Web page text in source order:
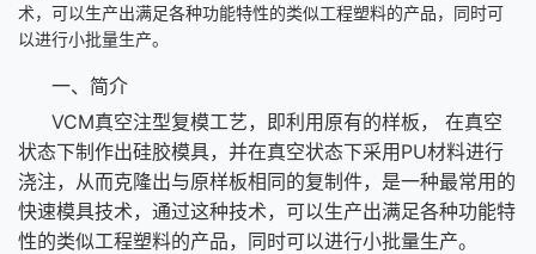
术，可以生产出满足各种功能特性的类似工程塑料的产品，同时可
以进行小批量生产。
一、简介
VCM真空注型复模工艺，即利用原有的样板， 在真空
状态下制作出硅胶模具，并在真空状态下采用PU材料进行
浇注，从而克隆出与原样板相同的复制件，是一种最常用的
快速模具技术，通过这种技术，可以生产出满足各种功能特
性的类似工程塑料的产品，同时可以进行小批量生产。